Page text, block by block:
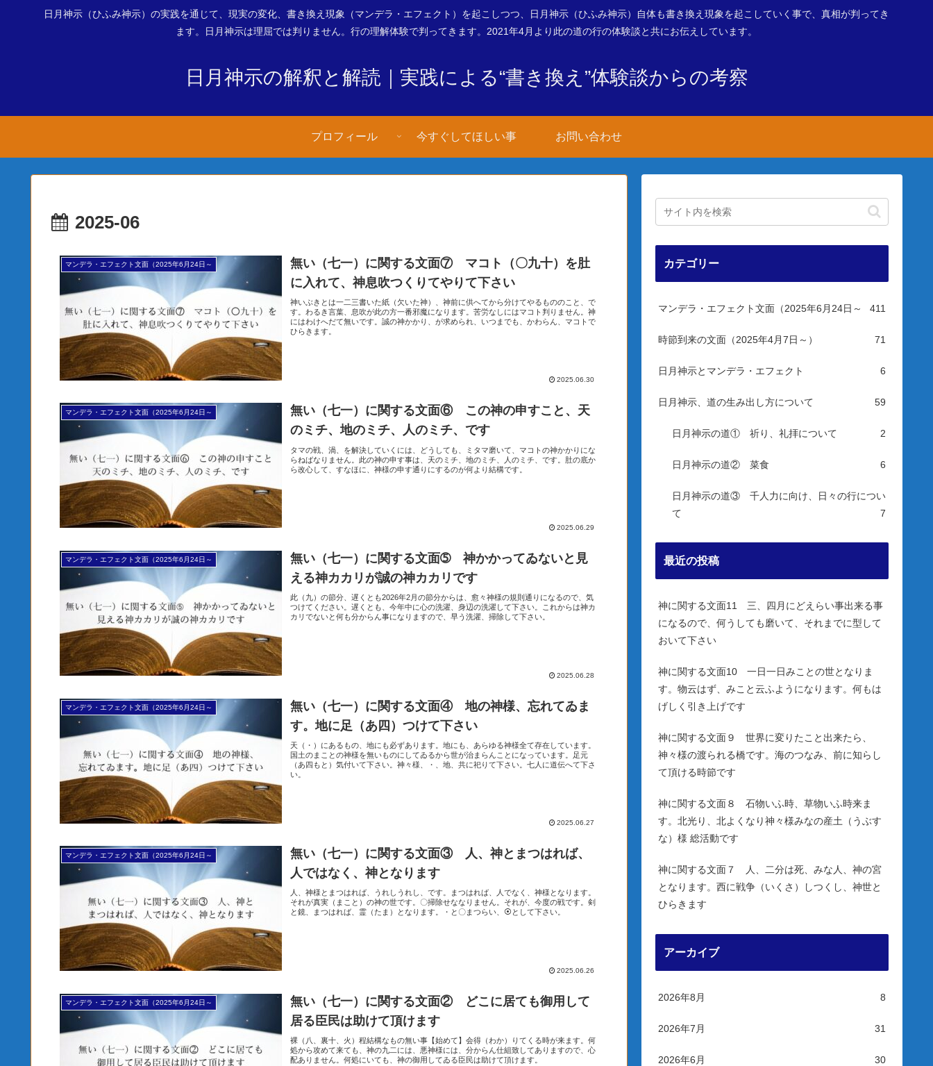
日月神示（ひふみ神示）の実践を通じて、現実の変化、書き換え現象（マンデラ・エフェクト）を起こしつつ、日月神示（ひふみ神示）自体も書き換え現象を起こしていく事で、真相が判ってき
ます。日月神示は理屈では判りません。行の理解体験で判ってきます。2021年4月より此の道の行の体験談と共にお伝えしています。
日月神示の解釈と解読｜実践による“書き換え”体験談からの考察
プロフィール 今すぐしてほしい事 お問い合わせ
2025-06
マンデラ・エフェクト文面（2025年6月24日～
無い（七一）に関する文面⑦ マコト（〇九十）を肚
に入れて、神息吹つくりてやりて下さい
神いぶきとは一二三書いた紙（欠いた神）、神前に供へてから分けてやるもののこと、で
す。わるき言葉、息吹が此の方一番邪魔になります。苦労なしにはマコト判りません。神
にはわけへだて無いです。誠の神かかり、が求められ、いつまでも、かわらん、マコトで
ひらきます。
2025.06.30
マンデラ・エフェクト文面（2025年6月24日～
無い（七一）に関する文面⑥ この神の申すこと、天
のミチ、地のミチ、人のミチ、です
タマの戦、渦、を解決していくには、どうしても、ミタマ磨いて、マコトの神かかりにな
らねばなりません。此の神の申す事は、天のミチ、地のミチ、人のミチ、です。肚の底か
ら改心して、すなほに、神様の申す通りにするのが何より結構です。
2025.06.29
マンデラ・エフェクト文面（2025年6月24日～
無い（七一）に関する文面➄ 神かかってゐないと見
える神カカリが誠の神カカリです
此（九）の節分、遅くとも2026年2月の節分からは、愈々神様の規則通りになるので、気
つけてください。遅くとも、今年中に心の洗濯、身辺の洗濯して下さい。これからは神カ
カリでないと何も分からん事になりますので、早う洗濯、掃除して下さい。
2025.06.28
マンデラ・エフェクト文面（2025年6月24日～
無い（七一）に関する文面④ 地の神様、忘れてゐま
す。地に足（あ四）つけて下さい
天（・）にあるもの、地にも必ずあります。地にも、あらゆる神様全て存在しています。
国土のまことの神様を無いものにしてゐるから世が治まらんことになっています。足元
（あ四もと）気付いて下さい。神々様、・、地、共に祀りて下さい。七人に道伝へて下さ
い。
2025.06.27
マンデラ・エフェクト文面（2025年6月24日～
無い（七一）に関する文面③ 人、神とまつはれば、
人ではなく、神となります
人、神様とまつはれば、うれしうれし、です。まつはれば、人でなく、神様となります。
それが真実（まこと）の神の世です。〇掃除せななりません。それが、今度の戦です。剣
と鏡、まつはれば、霊（たま）となります。・と〇まつらい、⦿として下さい。
2025.06.26
マンデラ・エフェクト文面（2025年6月24日～
無い（七一）に関する文面② どこに居ても御用して
居る臣民は助けて頂けます
裸（八、裏十、火）程結構なもの無い事【始めて】会得（わか）りてくる時が来ます。何
処から攻めて来ても、神の九二には、悪神様には、分からん仕組致してありますので、心
配ありません。何処にいても、神の御用してゐる臣民は助けて頂けます。
カテゴリー
マンデラ・エフェクト文面（2025年6月24日～ 411
時節到来の文面（2025年4月7日～） 71
日月神示とマンデラ・エフェクト 6
日月神示、道の生み出し方について 59
日月神示の道① 祈り、礼拝について 2
日月神示の道② 菜食 6
日月神示の道③ 千人力に向け、日々の行につい
て
7
最近の投稿
神に関する文面11 三、四月にどえらい事出来る事
になるので、何うしても磨いて、それまでに型して
おいて下さい
神に関する文面10 一日一日みことの世となりま
す。物云はず、みこと云ふようになります。何もは
げしく引き上げです
神に関する文面９ 世界に変りたこと出来たら、
神々様の渡られる橋です。海のつなみ、前に知らし
て頂ける時節です
神に関する文面８ 石物いふ時、草物いふ時来ま
す。北光り、北よくなり神々様みなの産土（うぶす
な）様 総活動です
神に関する文面７ 人、二分は死、みな人、神の宮
となります。西に戦争（いくさ）しつくし、神世と
ひらきます
アーカイブ
2026年8月 8
2026年7月 31
2026年6月 30